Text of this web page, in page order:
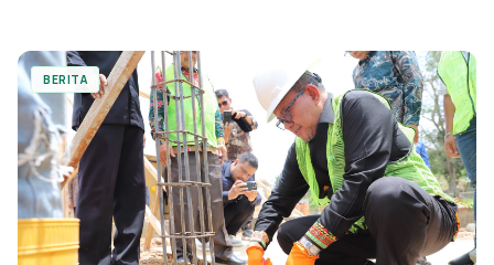
BERITA